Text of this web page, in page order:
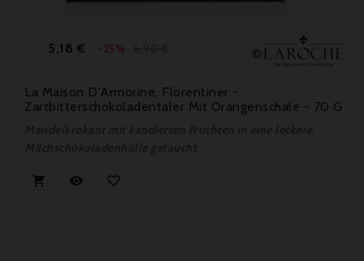
Preis
5,18 € -25%
La Maison D'Armorine, Florentiner -
Zartbitterschokoladentaler Mit Orangenschale - 70 G
  